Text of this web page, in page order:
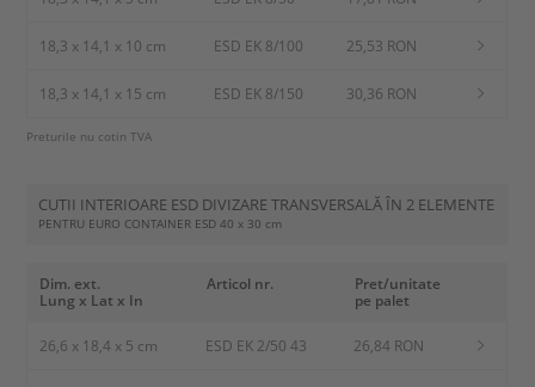
18,3 x 14,1 x 10 cm ESD EK 8/100 25,53 RON
18,3 x 14,1 x 15 cm ESD EK 8/150 30,36 RON
Preturile nu cotin TVA
CUTII INTERIOARE ESD DIVIZARE TRANSVERSALĂ ÎN 2 ELEMENTE
PENTRU EURO CONTAINER ESD40 x 30 cm
Dim. ext.
Lung x Lat x In
Articol nr.
Pret/unitate
pe palet
26,6 x 18,4 x 5 cm ESD EK 2/50 43 26,84 RON